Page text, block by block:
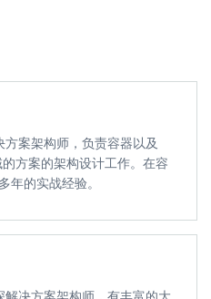
方案架构师，负责容器以及
方案的架构设计工作。在容
年的实战经验。